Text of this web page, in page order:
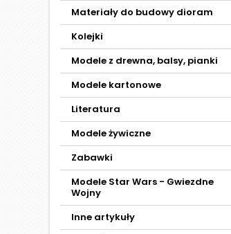
Materiały do budowy dioram
Kolejki
Modele z drewna, balsy, pianki
Modele kartonowe
Literatura
Modele żywiczne
Zabawki
Modele Star Wars - Gwiezdne
Wojny
Inne artykuły